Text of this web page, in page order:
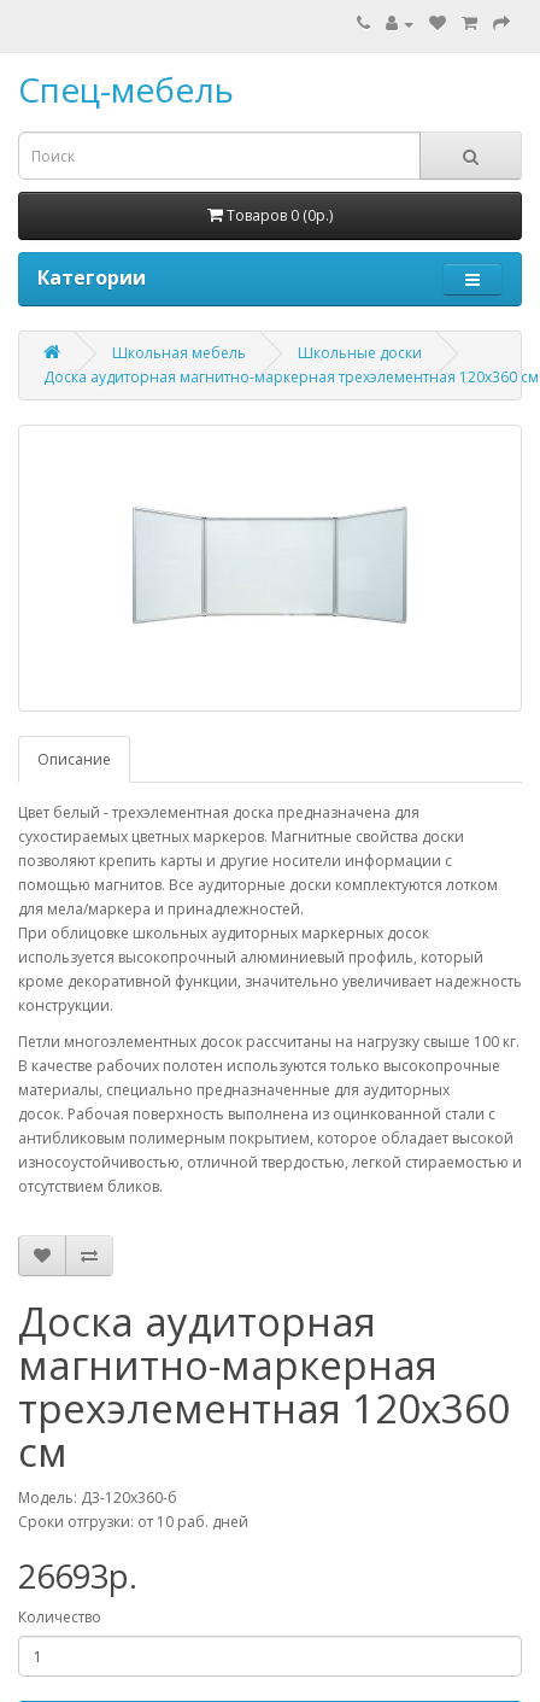
Спец-мебель
Товаров 0 (0р.)
Категории
Школьная мебель
Школьные доски
Доска аудиторная магнитно-маркерная трехэлементная 120х360 см
Описание
Цвет белый - трехэлементная доска предназначена для
сухостираемых цветных маркеров. Магнитные свойства доски
позволяют крепить карты и другие носители информации с
помощью магнитов. Все аудиторные доски комплектуются лотком
для мела/маркера и принадлежностей.
При облицовке школьных аудиторных маркерных досок
используется высокопрочный алюминиевый профиль, который
кроме декоративной функции, значительно увеличивает надежность
конструкции.
Петли многоэлементных досок рассчитаны на нагрузку свыше 100 кг.
В качестве рабочих полотен используются только высокопрочные
материалы, специально предназначенные для аудиторных
досок. Рабочая поверхность выполнена из оцинкованной стали с
антибликовым полимерным покрытием, которое обладает высокой
износоустойчивостью, отличной твердостью, легкой стираемостью и
отсутствием бликов.
Доска аудиторная
магнитно-маркерная
трехэлементная 120х360
см
Модель: Д3-120х360-б
Сроки отгрузки: от 10 раб. дней
26693р.
Количество